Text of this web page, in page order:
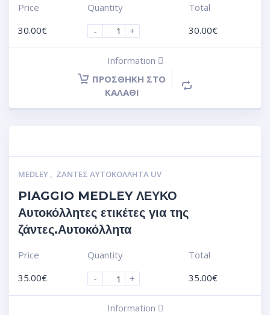
Price
30.00€
Quantity
-
+
Total
30.00€
Information
ΠΡΟΣΘΉΚΗ ΣΤΟ
ΚΑΛΆΘΙ
MEDLEY , ΖΆΝΤΕΣ ΑΥΤΟΚΌΛΛΗΤΑ UV
PIAGGIO MEDLEY ΛΕΥΚΟ
Αυτοκόλλητες ετικέτες για της
ζάντες.Αυτοκόλλητα
Price
35.00€
Quantity
-
+
Total
35.00€
Information